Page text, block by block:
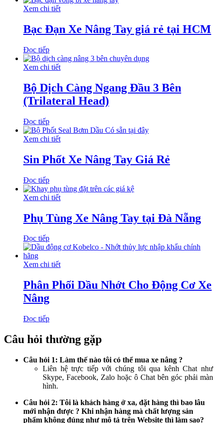
Xem chi tiết
Bạc Đạn Xe Nâng Tay giá rẻ tại HCM
Đọc tiếp
Xem chi tiết
Bộ Dịch Càng Ngang Đầu 3 Bên
(Trilateral Head)
Đọc tiếp
Xem chi tiết
Sin Phốt Xe Nâng Tay Giá Rẻ
Đọc tiếp
Xem chi tiết
Phụ Tùng Xe Nâng Tay tại Đà Nẵng
Đọc tiếp
Xem chi tiết
Phân Phối Dầu Nhớt Cho Động Cơ Xe
Nâng
Đọc tiếp
Câu hỏi thường gặp
Câu hỏi 1: Làm thế nào tôi có thể mua xe nâng ?
Liên hệ trực tiếp với chúng tôi qua kênh Chat như
Skype, Facebook, Zalo hoặc ô Chat bên góc phải màn
hình.
Câu hỏi 2: Tôi là khách hàng ở xa, đặt hàng thì bao lâu
mới nhận được ? Khi nhận hàng mà chất lượng sản
phẩm không đúng như mô tả trên Website thì làm sao?